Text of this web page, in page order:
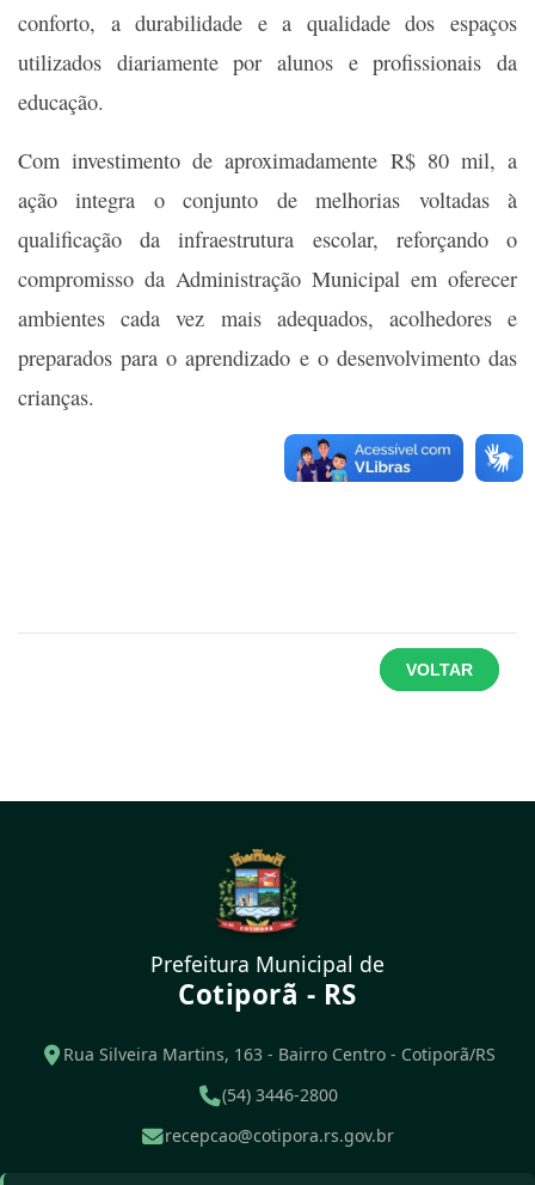
conforto, a durabilidade e a qualidade dos espaços
utilizados diariamente por alunos e profissionais da
educação.
Com investimento de aproximadamente R$ 80 mil, a
ação integra o conjunto de melhorias voltadas à
qualificação da infraestrutura escolar, reforçando o
compromisso da Administração Municipal em oferecer
ambientes cada vez mais adequados, acolhedores e
preparados para o aprendizado e o desenvolvimento das
crianças.
VOLTAR
Prefeitura Municipal de
Cotiporã - RS
Rua Silveira Martins, 163 - Bairro Centro - Cotiporã/RS
(54) 3446-2800
recepcao@cotipora.rs.gov.br